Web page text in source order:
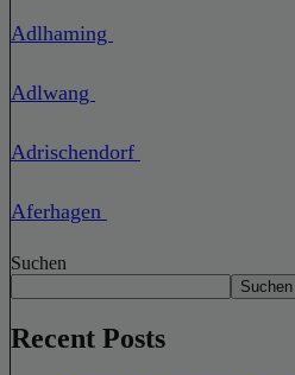
Adlhaming
Adlwang
Adrischendorf
Aferhagen
Suchen
Suchen
Recent Posts